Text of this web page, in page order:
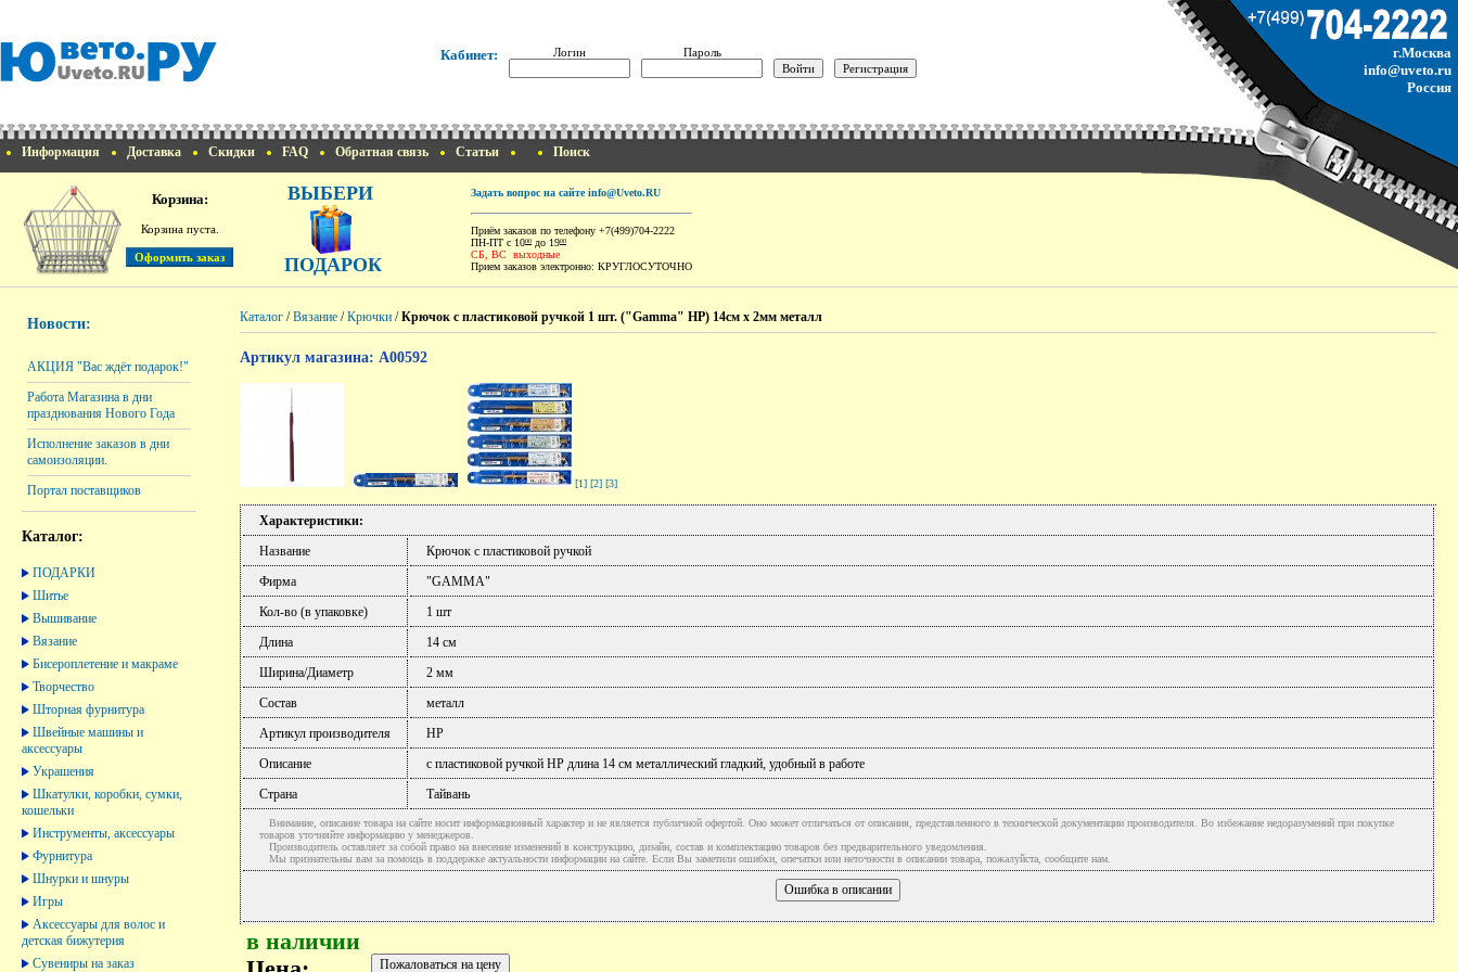
Кабинет: Логин Пароль
г.Москва
info@uveto.ru
Россия
Информация Доставка Скидки FAQ Обратная связь Статьи Поиск
Корзина:
Корзина пуста.
ВЫБЕРИ
ПОДАРОК
Задать вопрос на сайте info@Uveto.RU
Приём заказов по телефону +7(499)704-2222
ПН-ПТ с 1000 до 1900
СБ, ВС выходные
Прием заказов электронно: КРУГЛОСУТОЧНО
Новости:
АКЦИЯ "Вас ждёт подарок!"
Работа Магазина в дни
празднования Нового Года
Исполнение заказов в дни
самоизоляции.
Портал поставщиков
Каталог:
ПОДАРКИ
Шитье
Вышивание
Вязание
Бисероплетение и макраме
Творчество
Шторная фурнитура
Швейные машины и
аксессуары
Украшения
Шкатулки, коробки, сумки,
кошельки
Инструменты, аксессуары
Фурнитура
Шнурки и шнуры
Игры
Аксессуары для волос и
детская бижутерия
Сувениры на заказ
Каталог /Вязание /Крючки /Крючок с пластиковой ручкой 1 шт. ("Gamma" HP) 14см х 2мм металл
Артикул магазина: A00592
[1] [2] [3]
Характеристики:
Название
Крючок с пластиковой ручкой
Фирма
"GAMMA"
Кол-во (в упаковке)
1 шт
Длина
14 см
Ширина/Диаметр
2 мм
Состав
металл
Артикул производителя
HP
Описание
с пластиковой ручкой HP длина 14 см металлический гладкий, удобный в работе
Страна
Тайвань
Внимание, описание товара на сайте носит информационный характер и не является публичной офертой. Оно может отличаться от описания, представленного в технической документации производителя. Во избежание недоразумений при покупке
товаров уточняйте информацию у менеджеров.
Производитель оставляет за собой право на внесение изменений в конструкцию, дизайн, состав и комплектацию товаров без предварительного уведомления.
Мы признательны вам за помощь в поддержке актуальности информации на сайте. Если Вы заметили ошибки, опечатки или неточности в описании товара, пожалуйста, сообщите нам.
в наличии